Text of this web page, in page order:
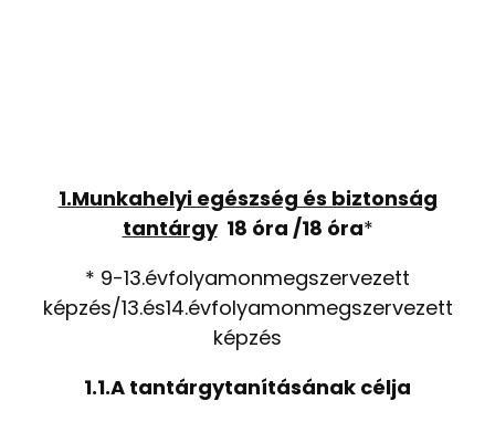
1.Munkahelyi egészség és biztonság
tantárgy18 óra /18 óra*
* 9-13.évfolyamonmegszervezett
képzés/13.és14.évfolyamonmegszervezett
képzés
1.1.A tantárgytanításának célja